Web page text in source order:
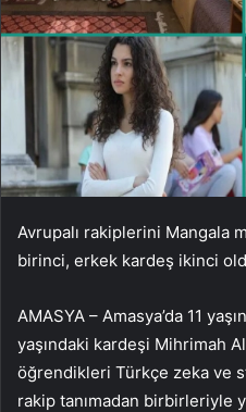
Avrupalı ​​rakiplerini Mangala
birinci, erkek kardeş ikinci
AMASYA – Amasya’da 11
yaşındaki kardeşi Mihrimah
öğrendikleri Türkçe zeka ve
rakip tanımadan birbirleriyle